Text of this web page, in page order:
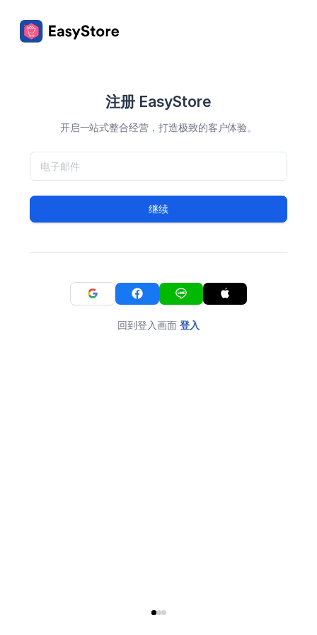
注册 EasyStore
开启一站式整合经营，打造极致的客户体验。
继续
回到登入画面 登入